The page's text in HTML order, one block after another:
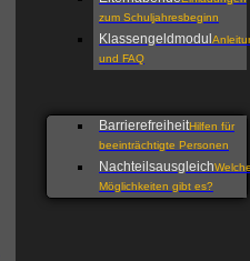
zum Schuljahresbeginn
Klassengeldmodul
und FAQ
BarrierefreiheitHilfen für
beeinträchtigte Personen
Nachteilsausgleich
Möglichkeiten gibt es?